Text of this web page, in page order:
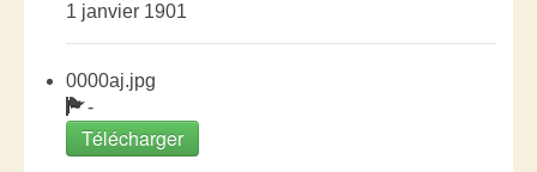
1 janvier 1901
0000aj.jpg
-
Télécharger